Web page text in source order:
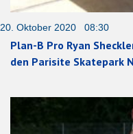
20. Oktober 2020 08:30
Plan-B Pro Ryan
den Parisite Skatepark